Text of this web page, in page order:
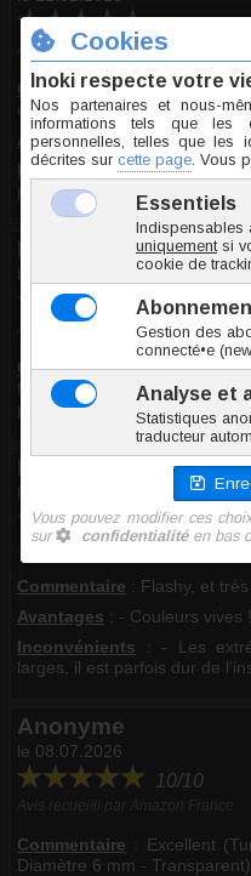
Avis recueilli par Inoki ®
Commentaire:Le prix est
qualité, j'en recommade
Avantages: Simple à mettre
Inconvénients: Se perds
prendre trop petit).
Domi
le 15.10.2008
7/10
Avis recueilli par Inoki ®
Commentaire:Très très dur
fois... mais très agréable à
persévérant...
Dieselle
le 13.09.2008
9/10
Avis recueilli par Inoki ®
Commentaire : Flashy, et
Avantages : - Couleurs vives !
Inconvénients : - Les
larges, il est parfois dur de
Anonyme
le 08.07.2026
10/10
Commentaire : Excellent
Diamètre 6 mm - Transparent)